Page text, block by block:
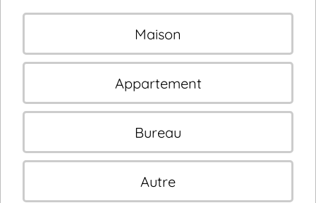
Maison
Appartement
Bureau
Autre